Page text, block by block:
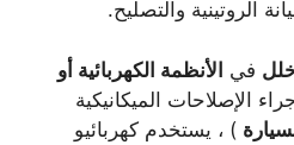
الروتينية والتصليح.
في الأنظمة الكهربائية أو
الإصلاحات الميكانيكية
) ، يستخدم كهربائيو